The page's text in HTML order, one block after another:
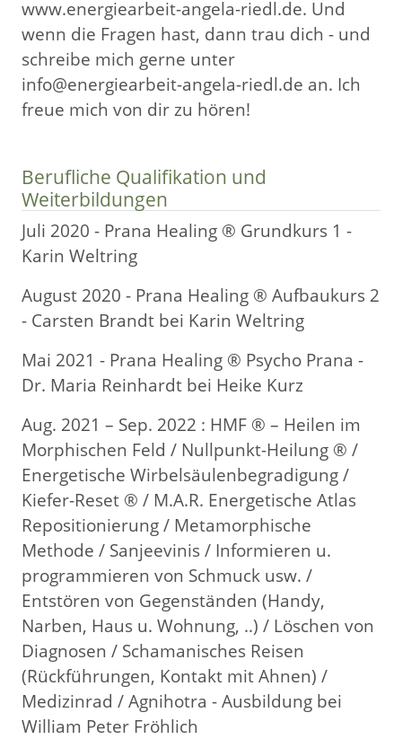
www.energiearbeit-angela-riedl.de. Und
wenn die Fragen hast, dann trau dich - und
schreibe mich gerne unter
info@energiearbeit-angela-riedl.de an. Ich
freue mich von dir zu hören!
Berufliche Qualifikation und
Weiterbildungen
Juli 2020 - Prana Healing ® Grundkurs 1 -
Karin Weltring
August 2020 - Prana Healing ® Aufbaukurs 2
- Carsten Brandt bei Karin Weltring
Mai 2021 - Prana Healing ® Psycho Prana -
Dr. Maria Reinhardt bei Heike Kurz
Aug. 2021 – Sep. 2022 : HMF ® – Heilen im
Morphischen Feld / Nullpunkt-Heilung ® /
Energetische Wirbelsäulenbegradigung /
Kiefer-Reset ® / M.A.R. Energetische Atlas
Repositionierung / Metamorphische
Methode / Sanjeevinis / Informieren u.
programmieren von Schmuck usw. /
Entstören von Gegenständen (Handy,
Narben, Haus u. Wohnung, ..) / Löschen von
Diagnosen / Schamanisches Reisen
(Rückführungen, Kontakt mit Ahnen) /
Medizinrad / Agnihotra - Ausbildung bei
William Peter Fröhlich